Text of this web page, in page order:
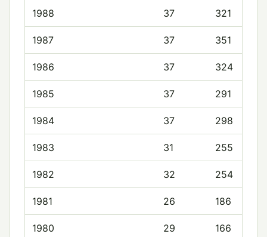
1988 37 321
1987 37 351
1986 37 324
1985 37 291
1984 37 298
1983 31 255
1982 32 254
1981 26 186
1980 29 166